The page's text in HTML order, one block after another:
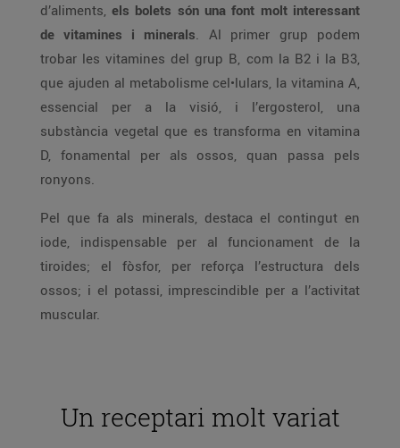
d’aliments, els bolets són una font molt interessant
de vitamines i minerals. Al primer grup podem
trobar les vitamines del grup B, com la B2 i la B3,
que ajuden al metabolisme cel•lulars, la vitamina A,
essencial per a la visió, i l’ergosterol, una
substància vegetal que es transforma en vitamina
D, fonamental per als ossos, quan passa pels
ronyons.
Pel que fa als minerals, destaca el contingut en
iode, indispensable per al funcionament de la
tiroides; el fòsfor, per reforça l’estructura dels
ossos; i el potassi, imprescindible per a l’activitat
muscular.
Un receptari molt variat